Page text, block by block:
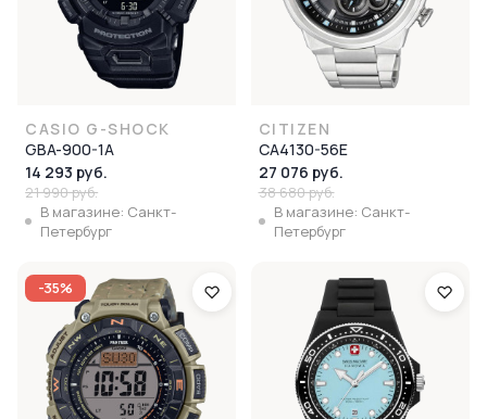
CASIO G-SHOCK
GBA-900-1A
14 293 руб.
21 990 руб.
В магазине: Санкт-
Петербург
CITIZEN
CA4130-56E
27 076 руб.
38 680 руб.
В магазине: Санкт-
Петербург
-35%